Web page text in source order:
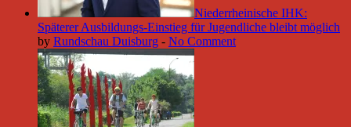
Niederrheinische IHK:
Späterer Ausbildungs-Einstieg für Jugendliche bleibt möglich
by Rundschau Duisburg - No Comment